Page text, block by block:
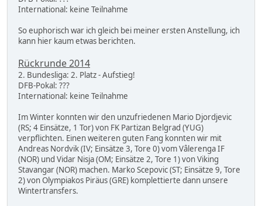
International: keine Teilnahme
So euphorisch war ich gleich bei meiner ersten Anstellung, ich
kann hier kaum etwas berichten.
Rückrunde 2014
2. Bundesliga: 2. Platz - Aufstieg!
DFB-Pokal: ???
International: keine Teilnahme
Im Winter konnten wir den unzufriedenen Mario Djordjevic
(RS; 4 Einsätze, 1 Tor) von FK Partizan Belgrad (YUG)
verpflichten. Einen weiteren guten Fang konnten wir mit
Andreas Nordvik (IV; Einsätze 3, Tore 0) vom Vâlerenga IF
(NOR) und Vidar Nisja (OM; Einsätze 2, Tore 1) von Viking
Stavangar (NOR) machen. Marko Scepovic (ST; Einsätze 9, Tore
2) von Olympiakos Piräus (GRE) komplettierte dann unsere
Wintertransfers.